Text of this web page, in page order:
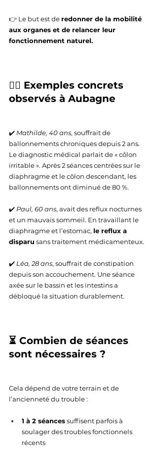
👉 Le but est de redonner de la mobilité
aux organes et de relancer leur
fonctionnement naturel.
🧑‍⚕️ Exemples concrets
observés à Aubagne
✔️ Mathilde, 40 ans, souffrait de
ballonnements chroniques depuis 2 ans.
Le diagnostic médical parlait de « côlon
irritable ». Après 2 séances centrées sur le
diaphragme et le côlon descendant, les
ballonnements ont diminué de 80 %.
✔️ Paul, 60 ans, avait des reflux nocturnes
et un mauvais sommeil. En travaillant le
diaphragme et l’estomac, le reflux a
disparu sans traitement médicamenteux.
✔️ Léa, 28 ans, souffrait de constipation
depuis son accouchement. Une séance
axée sur le bassin et les intestins a
débloqué la situation durablement.
⏳ Combien de séances
sont nécessaires ?
Cela dépend de votre terrain et de
l’ancienneté du trouble :
1 à 2 séances suffisent parfois à
soulager des troubles fonctionnels
récents